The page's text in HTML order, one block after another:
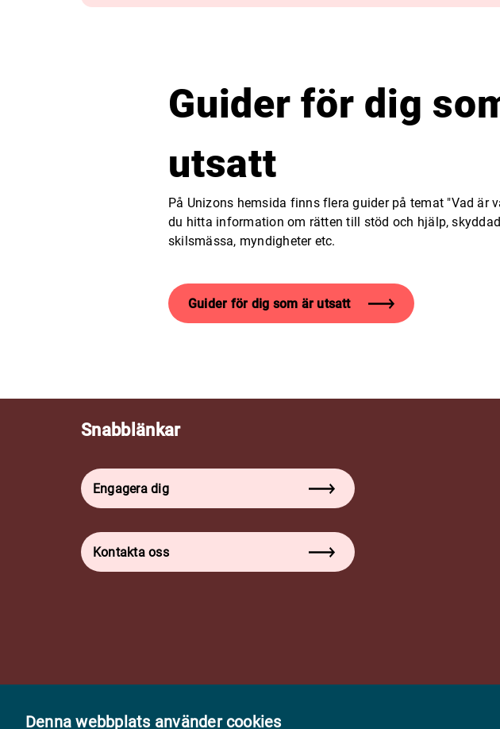
Denna webbplats använder cookies
Guider för dig
utsatt
På Unizons hemsida finns flera guider på temat "Vad är
du hitta information om rätten till stöd och hjälp,
skilsmässa, myndigheter etc.
Guider för dig som är utsatt
Snabblänkar
Engagera dig
Kontakta oss